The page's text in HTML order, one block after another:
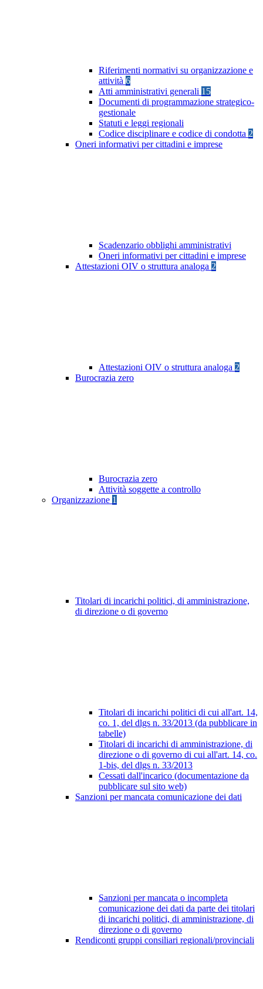
Riferimenti normativi su organizzazione e
attività 6
Atti amministrativi generali 15
Documenti di programmazione strategico-
gestionale
Statuti e leggi regionali
Codice disciplinare e codice di condotta 2
Oneri informativi per cittadini e imprese
Scadenzario obblighi amministrativi
Oneri informativi per cittadini e imprese
Attestazioni OIV o struttura analoga 2
Attestazioni OIV o struttura analoga 2
Burocrazia zero
Burocrazia zero
Attività soggette a controllo
Organizzazione 1
Titolari di incarichi politici, di amministrazione,
di direzione o di governo
Titolari di incarichi politici di cui all'art. 14,
co. 1, del dlgs n. 33/2013 (da pubblicare in
tabelle)
Titolari di incarichi di amministrazione, di
direzione o di governo di cui all'art. 14, co.
1-bis, del dlgs n. 33/2013
Cessati dall'incarico (documentazione da
pubblicare sul sito web)
Sanzioni per mancata comunicazione dei dati
Sanzioni per mancata o incompleta
comunicazione dei dati da parte dei titolari
di incarichi politici, di amministrazione, di
direzione o di governo
Rendiconti gruppi consiliari regionali/provinciali